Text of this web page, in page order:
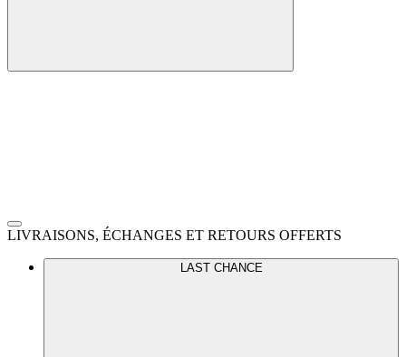
LIVRAISONS, ÉCHANGES ET RETOURS OFFERTS
LAST CHANCE